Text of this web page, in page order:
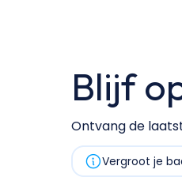
Blijf
Ontvang de
Vergroot je